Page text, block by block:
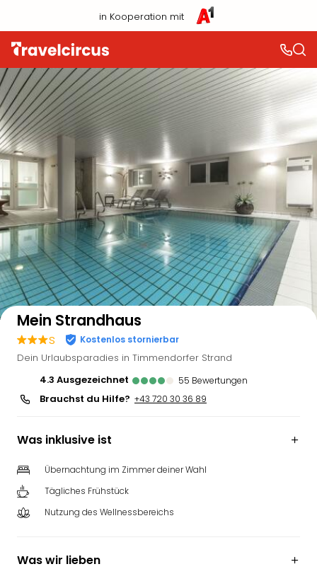
in Kooperation mit
Auf der Karte anzeigen
Mein Strandhaus
s Kostenlos stornierbar
Dein Urlaubsparadies in Timmendorfer Strand
4.3
ausgezeichnet 55 Bewertungen
Brauchst du Hilfe? +43 720 30 36 89
Was inklusive ist
Übernachtung im Zimmer deiner Wahl
Tägliches Frühstück
Nutzung des Wellnessbereichs
Was wir lieben